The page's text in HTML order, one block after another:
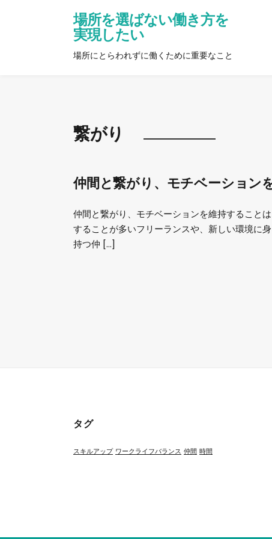
場所を選ばない働き方を
実現したい
場所にとらわれずに働くために重要なこと
繋がり
仲間と繋がり、モチベーション
仲間と繋がり、モチベーションを維持すること
することが多いフリーランスや、新しい環境に
持つ仲 […]
タグ
スキルアップ ワークライフバランス 仲間 時間